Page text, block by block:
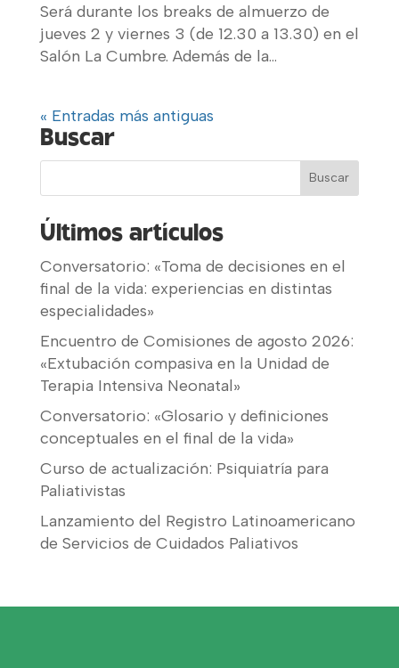
Será durante los breaks de almuerzo de
jueves 2 y viernes 3 (de 12.30 a 13.30) en el
Salón La Cumbre. Además de la...
« Entradas más antiguas
Buscar
Últimos artículos
Conversatorio: «Toma de decisiones en el
final de la vida: experiencias en distintas
especialidades»
Encuentro de Comisiones de agosto 2026:
«Extubación compasiva en la Unidad de
Terapia Intensiva Neonatal»
Conversatorio: «Glosario y definiciones
conceptuales en el final de la vida»
Curso de actualización: Psiquiatría para
Paliativistas
Lanzamiento del Registro Latinoamericano
de Servicios de Cuidados Paliativos